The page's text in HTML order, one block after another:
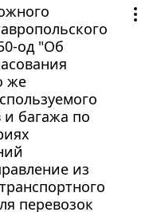
од "Об
же
и багажа по
из
перевозок